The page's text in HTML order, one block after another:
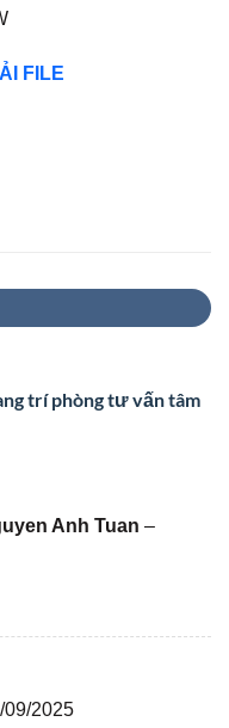
FILE
trí phòng tư vấn tâm
Anh Tuan –
09/2025